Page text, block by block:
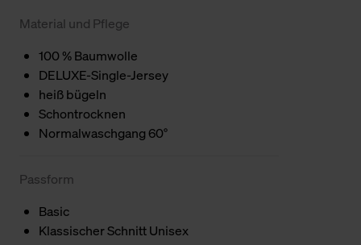
Material und Pflege
100 % Baumwolle
DELUXE-Single-Jersey
heiß bügeln
Schontrocknen
Normalwaschgang 60°
Passform
Basic
Klassischer Schnitt Unisex